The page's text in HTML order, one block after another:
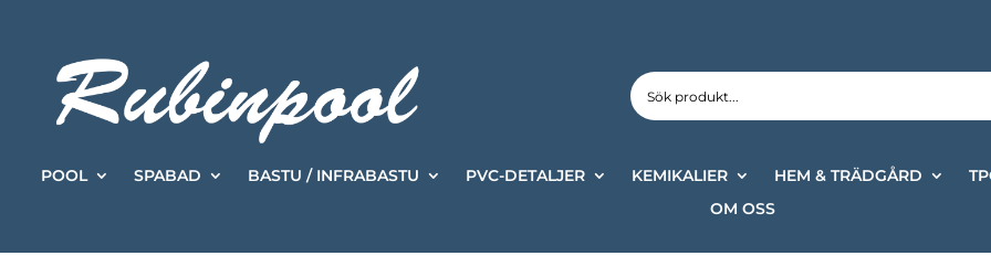
POOL SPABAD BASTU / INFRABASTU PVC-DETALJER KEMIKALIER HEM & TRÄDGÅRD
OM OSS